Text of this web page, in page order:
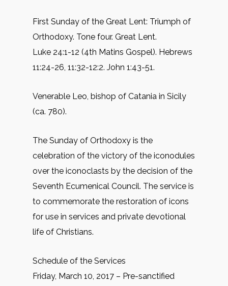
First Sunday of the Great Lent: Triumph of
Orthodoxy. Tone four. Great Lent.
Luke 24:1-12 (4th Matins Gospel). Hebrews
11:24-26, 11:32-12:2. John 1:43-51.
Venerable Leo, bishop of Catania in Sicily
(ca. 780).
The Sunday of Orthodoxy is the
celebration of the victory of the iconodules
over the iconoclasts by the decision of the
Seventh Ecumenical Council. The service is
to commemorate the restoration of icons
for use in services and private devotional
life of Christians.
Schedule of the Services
Friday, March 10, 2017 – Pre-sanctified